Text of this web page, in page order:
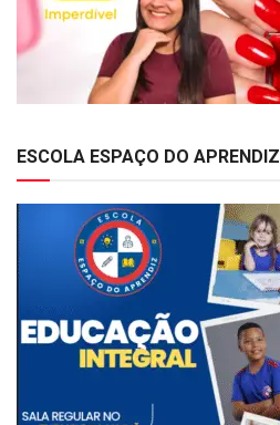
ESCOLA ESPAÇO DO APRENDIZ